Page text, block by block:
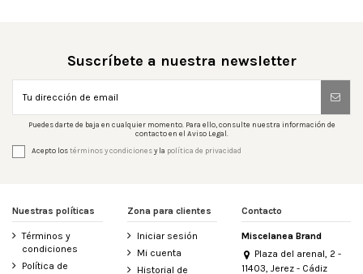
Suscríbete a nuestra newsletter
Puedes darte de baja en cualquier momento. Para ello, consulte nuestra información de
contacto en el Aviso Legal.
Acepto lostérminos y condicionesy la política de privacidad
Nuestras políticas
Términos y
condiciones
Política de
Zona para clientes
Iniciar sesión
Mi cuenta
Historial de
Contacto
Miscelanea Brand
Plaza del arenal, 2 -
11403, Jerez - Cádiz